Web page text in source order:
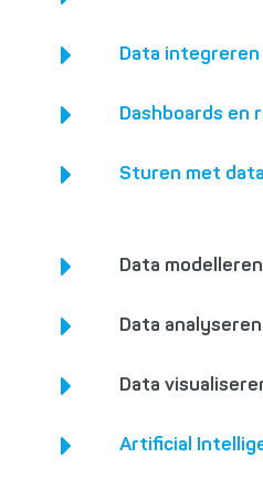
Data integreren
Dashboards en
Sturen met data
Data modelleren
Data analyseren
Data
Artificial